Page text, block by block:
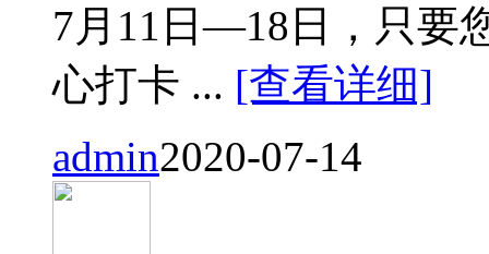
7月11日—18日，只要
心打卡 ... [查看详细]
admin2020-07-14